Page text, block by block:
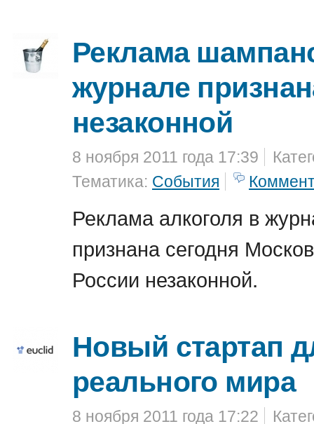
Реклама
журнале
незаконной
8 ноября 2011 года 17:39
Тематика: События
Реклама алкоголя в
признана сегодня
России незаконной.
Новый стартап
реального мира
8 ноября 2011 года 17:22